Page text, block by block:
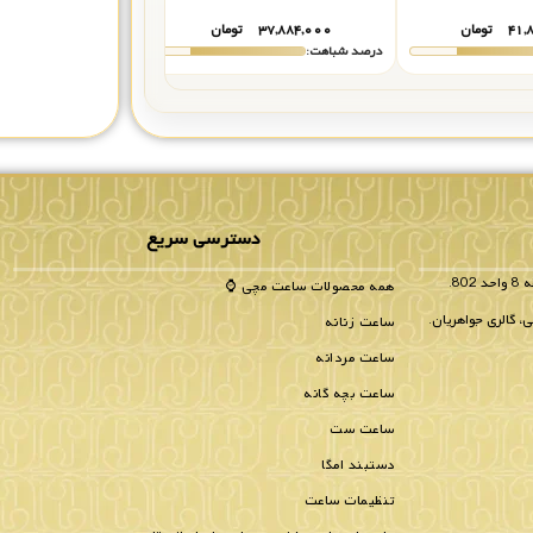
تومان
۳۷,۸۸۴,۰۰۰
تومان
درصد شباهت:
گالری جواهریان.
دسترسی سریع
همه محصولات ساعت مچی ⌚
ساعت زنانه
ساعت مردانه
ساعت بچه گانه
ساعت ست
دستبند امگا
تنظیمات ساعت